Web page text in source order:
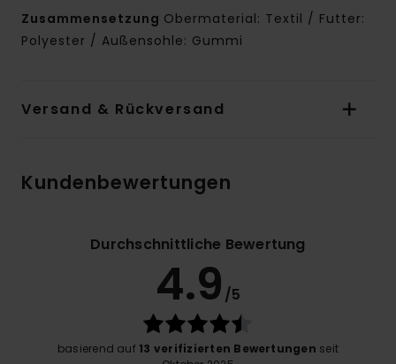
Zusammensetzung Obermaterial: Textil / Futter:
Polyester / Außensohle: Gummi
Versand & Rückversand
Kundenbewertungen
Durchschnittliche Bewertung
4.9 /5
basierend auf 13 verifizierten Bewertungen seit